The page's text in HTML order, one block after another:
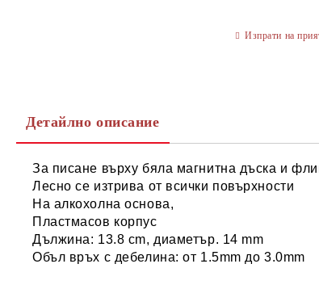
Изпрати на
Детайлно описание
За писане върху бяла магнитна дъска и
Лесно се изтрива от всички повърхности
На aлкохолна основа,
Пластмасов корпус
Дължина: 13.8 cm, диаметър. 14 mm
Объл връх с дебелина: от 1.5mm до 3.0mm